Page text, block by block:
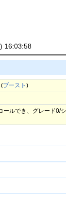
16:03:58
(ブースト)
ルでき、グレード0/